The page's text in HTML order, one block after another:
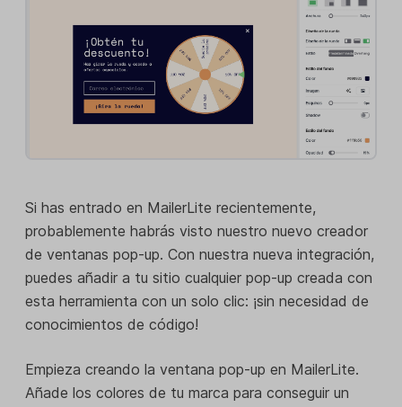
Si has entrado en MailerLite recientemente,
probablemente habrás visto nuestro nuevo creador
de ventanas pop-up. Con nuestra nueva integración,
puedes añadir a tu sitio cualquier pop-up creada con
esta herramienta con un solo clic: ¡sin necesidad de
conocimientos de código!
Empieza creando la ventana pop-up en MailerLite.
Añade los colores de tu marca para conseguir un